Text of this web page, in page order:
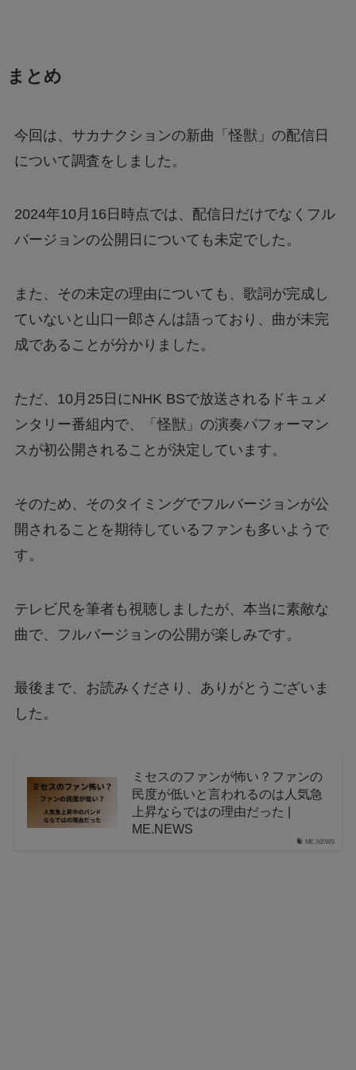
まとめ
今回は、サカナクションの新曲「怪獣」の配信日
について調査をしました。
2024年10月16日時点では、配信日だけでなくフル
バージョンの公開日についても未定でした。
また、その未定の理由についても、歌詞が完成し
ていないと山口一郎さんは語っており、曲が未完
成であることが分かりました。
ただ、10月25日にNHK BSで放送されるドキュメ
ンタリー番組内で、「怪獣」の演奏パフォーマン
スが初公開されることが決定しています。
そのため、そのタイミングでフルバージョンが公
開されることを期待しているファンも多いようで
す。
テレビ尺を筆者も視聴しましたが、本当に素敵な
曲で、フルバージョンの公開が楽しみです。
最後まで、お読みくださり、ありがとうございま
した。
ME.NEWS
ミセスのファンが怖い？ファンの
民度が低いと言われるのは人気急
上昇ならではの理由だった |
ME.NEWS